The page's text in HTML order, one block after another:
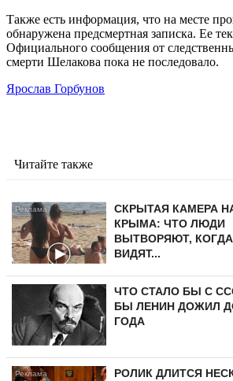
Также есть информация, что на месте
обнаружена предсмертная записка. Ее
Официального сообщения от
смерти Шелакова пока не последовало.
Ярослав Горбунов
Читайте также
СКРЫТАЯ КАМЕРА
КРЫМА: ЧТО ЛЮДИ
ВЫТВОРЯЮТ,
ВИДЯТ...
ЧТО СТАЛО БЫ С
БЫ ЛЕНИН ДОЖИЛ
ГОДА
РОЛИК ДЛИТСЯ